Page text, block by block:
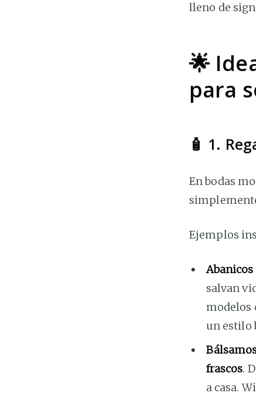
lleno de
🌟
para
🧴 1.
En bodas
Ejemplos
salvan
modelos
un estilo
frascos.
a casa.